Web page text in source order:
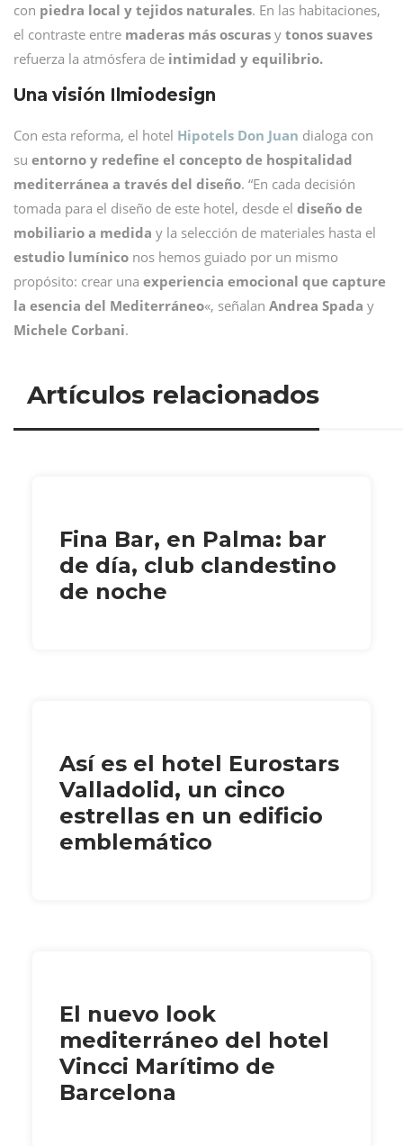
con piedra local y tejidos naturales. En las habitaciones,
el contraste entre maderas más oscuras y tonos suaves
refuerza la atmósfera de intimidad y equilibrio.
Una visión Ilmiodesign
Con esta reforma, el hotel Hipotels Don Juan dialoga con
su entorno y redefine el concepto de hospitalidad
mediterránea a través del diseño. “En cada decisión
tomada para el diseño de este hotel, desde el diseño de
mobiliario a medida y la selección de materiales hasta el
estudio lumínico nos hemos guiado por un mismo
propósito: crear una experiencia emocional que capture
la esencia del Mediterráneo«, señalan Andrea Spada y
Michele Corbani.
Artículos relacionados
Fina Bar, en Palma: bar
de día, club clandestino
de noche
Así es el hotel Eurostars
Valladolid, un cinco
estrellas en un edificio
emblemático
El nuevo look
mediterráneo del hotel
Vincci Marítimo de
Barcelona